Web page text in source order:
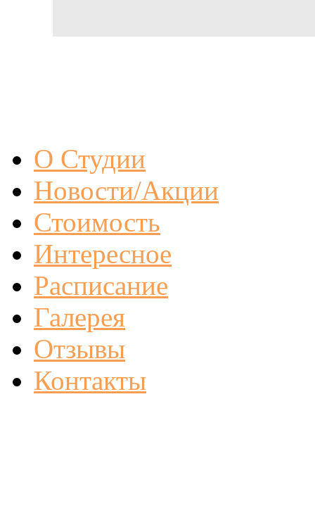
О Студии
Новости/Акции
Стоимость
Интересное
Расписание
Галерея
Отзывы
Контакты